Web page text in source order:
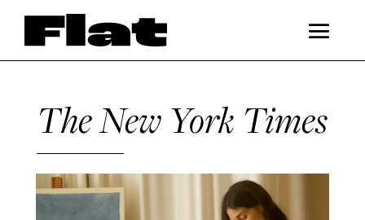
The New York Times